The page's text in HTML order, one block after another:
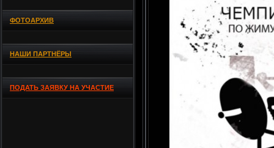
ФОТОАРХИВ
НАШИ ПАРТНЁРЫ
ПОДАТЬ ЗАЯВКУ НА УЧАСТИЕ